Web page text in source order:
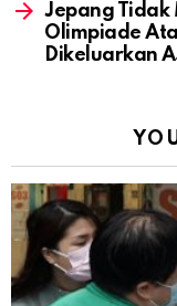
Jepang Tidak
Olimpiade
Dikeluarkan